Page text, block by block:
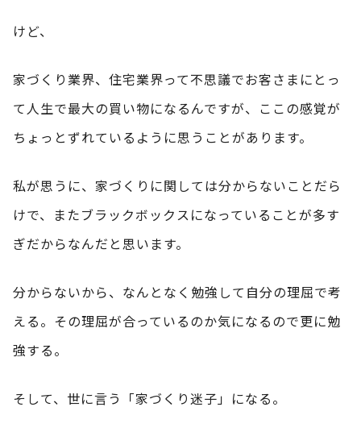
けど、
家づくり業界、住宅業界って不思議でお客さまにとっ
て人生で最大の買い物になるんですが、ここの感覚が
ちょっとずれているように思うことがあります。
私が思うに、家づくりに関しては分からないことだら
けで、またブラックボックスになっていることが多す
ぎだからなんだと思います。
分からないから、なんとなく勉強して自分の理屈で考
える。その理屈が合っているのか気になるので更に勉
強する。
そして、世に言う「家づくり迷子」になる。